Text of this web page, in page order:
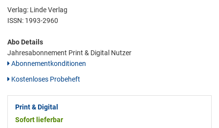
Verlag: Linde Verlag
ISSN: 1993-2960
Abo Details
Jahresabonnement Print & Digital Nutzer
Abonnementkonditionen
Kostenloses Probeheft
Print & Digital
Sofort lieferbar